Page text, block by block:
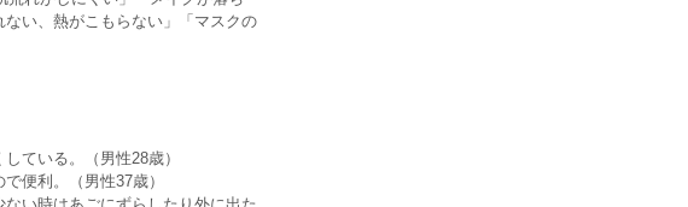
い、熱がこもらない」「マスクの
ている。（男性28歳）
便利。（男性37歳）